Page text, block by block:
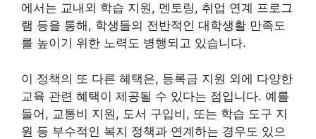
에서는 교내외 학습 지원, 멘토링, 취업 연계 프로그
램 등을 통해, 학생들의 전반적인 대학생활 만족도
를 높이기 위한 노력도 병행되고 있습니다.
이 정책의 또 다른 혜택은, 등록금 지원 외에 다양한
교육 관련 혜택이 제공될 수 있다는 점입니다. 예를
들어, 교통비 지원, 도서 구입비, 또는 학습 도구 지
원 등 부수적인 복지 정책과 연계하는 경우도 있으